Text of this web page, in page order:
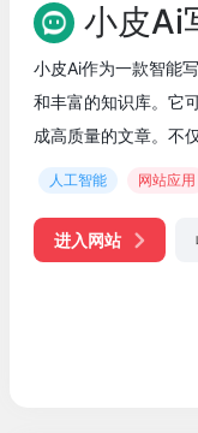
小皮Ai
小皮Ai作为一款智能
和丰富的知识库。它
成高质量的文章。不
人工智能 网站应用
进入网站